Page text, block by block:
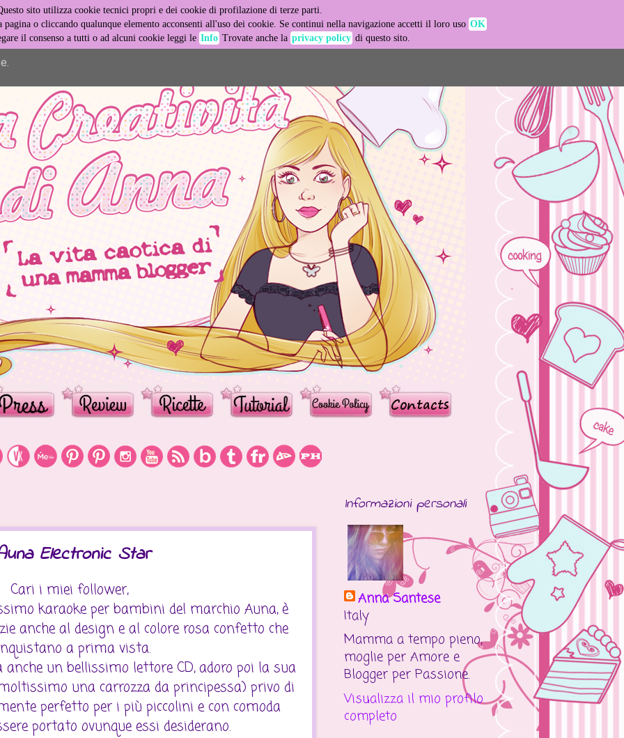
sito utilizza cookie tecnici propri e dei cookie di profilazione di terze parti.
pagina o cliccando qualunque elemento acconsenti all'uso dei cookie. Se continui nella navigazione accetti il loro uso OK
il consenso a tutti o ad alcuni cookie leggi le Info Trovate anche la privacy policy di questo sito.
Electronic Star
Cari i miei follower,
karaoke per bambini del marchio Auna, è
anche al design e al colore rosa confetto che
a prima vista.
un bellissimo lettore CD, adoro poi la sua
una carrozza da principessa) privo di
perfetto per i più piccolini e con comoda
portato ovunque essi desiderano.
Informazioni personali
Anna Santese
Italy
Mamma a tempo pieno,
moglie per Amore e
Blogger per Passione.
Visualizza il mio profilo
completo
its services and to analyze traffic. Your IP address and user-agent
and security metrics to ensure quality of service, generate usage
LEARN MORE